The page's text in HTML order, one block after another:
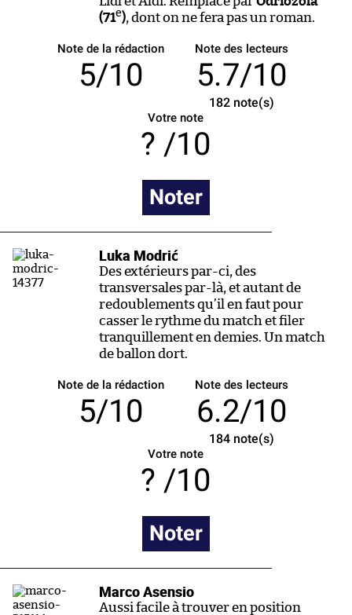
(71e), dont on ne fera pas un roman.
Note de la rédaction
5/10
Note des lecteurs
5.7/10
182note(s)
Votre note
/10
Noter
Luka Modrić
Des extérieurs par-ci, des
transversales par-là, et autant de
redoublements qu’il en faut pour
casser le rythme du match et filer
tranquillement en demies. Un match
de ballon dort.
Note de la rédaction
5/10
Note des lecteurs
6.2/10
184note(s)
Votre note
/10
Noter
Marco Asensio
Aussi facile à trouver en position